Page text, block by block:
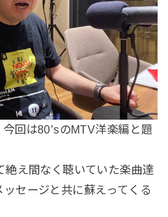
回は80’sのMTV洋楽編と題
絶え間なく聴いていた楽曲達
セージと共に蘇えってくる